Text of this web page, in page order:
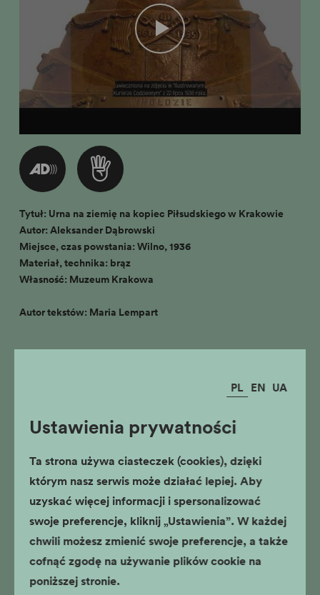
PL EN UA
Ustawienia prywatności
Ta strona używa ciasteczek (cookies), dzięki
którym nasz serwis może działać lepiej. Aby
uzyskać więcej informacji i spersonalizować
swoje preferencje, kliknij „Ustawienia”. W każdej
chwili możesz zmienić swoje preferencje, a także
cofnąć zgodę na używanie plików cookie na
poniższej stronie.
Tytuł: Urna na ziemię na kopiec Piłsudskiego w Krakowie
Autor: Aleksander Dąbrowski
Miejsce, czas powstania: Wilno, 1936
Materiał, technika: brąz
Własność: Muzeum Krakowa
Autor tekstów: Maria Lempart
Dzwon z kaplicy cmentarnej na